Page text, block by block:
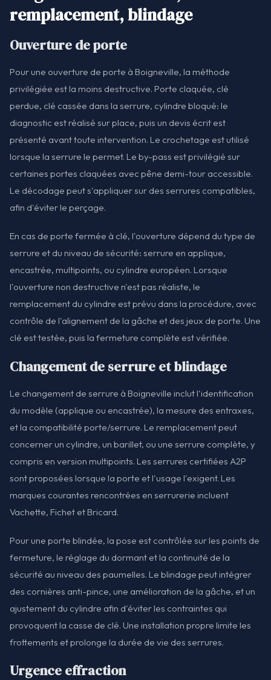
remplacement, blindage
Ouverture de porte
Pour une ouverture de porte à Boigneville, la méthode
privilégiée est la moins destructive. Porte claquée, clé
perdue, clé cassée dans la serrure, cylindre bloqué: le
diagnostic est réalisé sur place, puis un devis écrit est
présenté avant toute intervention. Le crochetage est utilisé
lorsque la serrure le permet. Le by-pass est privilégié sur
certaines portes claquées avec pêne demi-tour accessible.
Le décodage peut s'appliquer sur des serrures compatibles,
afin d'éviter le perçage.
En cas de porte fermée à clé, l'ouverture dépend du type de
serrure et du niveau de sécurité: serrure en applique,
encastrée, multipoints, ou cylindre européen. Lorsque
l'ouverture non destructive n'est pas réaliste, le
remplacement du cylindre est prévu dans la procédure, avec
contrôle de l'alignement de la gâche et des jeux de porte. Une
clé est testée, puis la fermeture complète est vérifiée.
Changement de serrure et blindage
Le changement de serrure à Boigneville inclut l'identification
du modèle (applique ou encastrée), la mesure des entraxes,
et la compatibilité porte/serrure. Le remplacement peut
concerner un cylindre, un barillet, ou une serrure complète, y
compris en version multipoints. Les serrures certifiées A2P
sont proposées lorsque la porte et l'usage l'exigent. Les
marques courantes rencontrées en serrurerie incluent
Vachette, Fichet et Bricard.
Pour une porte blindée, la pose est contrôlée sur les points de
fermeture, le réglage du dormant et la continuité de la
sécurité au niveau des paumelles. Le blindage peut intégrer
des cornières anti-pince, une amélioration de la gâche, et un
ajustement du cylindre afin d'éviter les contraintes qui
provoquent la casse de clé. Une installation propre limite les
frottements et prolonge la durée de vie des serrures.
Urgence effraction